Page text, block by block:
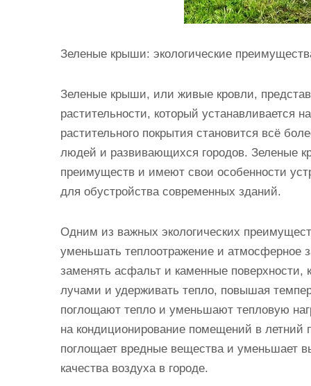
Зеленые крыши: экологические
Зеленые крыши, или живые кровли,
растительности, который устанавливается
растительного покрытия становится всё
людей и развивающихся городов. Зеленые
преимуществ и имеют свои особенности
для обустройства современных зданий.
Одним из важных экологических
уменьшать теплоотражение и атмосферное
заменять асфальт и каменные поверхности,
лучами и удерживать тепло, повышая
поглощают тепло и уменьшают тепловую
на кондиционирование помещений в летний
поглощает вредные вещества и уменьшает
качества воздуха в городе.